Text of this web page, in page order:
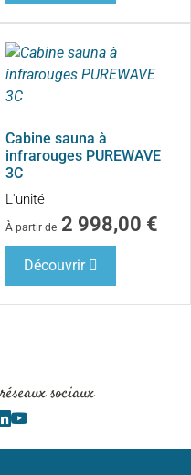
Cabine sauna à
infrarouges PUREWAVE
3C
L'unité
À partir de 2 998,00 €
Découvrir
sociaux